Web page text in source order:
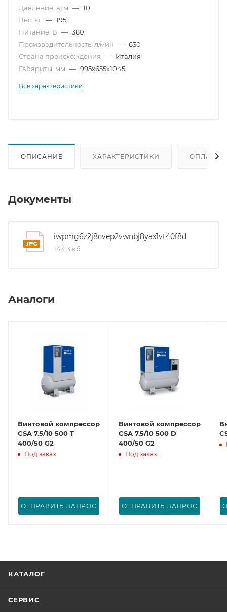
Давление, атм — 10
Вес, кг — 195
Питание, В — 380
Производительность, л/мин — 630
Страна происхождения — Италия
Габариты, мм — 995х655х1045
Все характеристики
ОПИСАНИЕ ХАРАКТЕРИСТИКИ ОПЛАТА
Документы
iwpmg6z2j8cvep2vwnbj8yax1vt40f8d
144,3 кб
Аналоги
Винтовой компрессор
CSA 7.5/10 500 T
400/50 G2
Под заказ
ОТПРАВИТЬ ЗАПРОС
Винтовой компрессор
CSA 7.5/10 500 D
400/50 G2
Под заказ
ОТПРАВИТЬ ЗАПРОС
КАТАЛОГ
СЕРВИС